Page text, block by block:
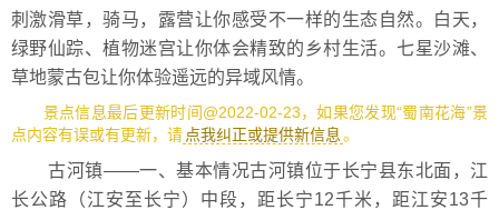
刺激滑草，骑马，露营让你感受不一样的生态自然。白天，
绿野仙踪、植物迷宫让你体会精致的乡村生活。七星沙滩、
草地蒙古包让你体验遥远的异域风情。
景点信息最后更新时间@2022-02-23，如果您发现“蜀南花海”景
点内容有误或有更新，请 点我纠正或提供新信息。
古河镇——一、基本情况古河镇位于长宁县东北面，江
长公路（江安至长宁）中段，距长宁12千米，距江安13千